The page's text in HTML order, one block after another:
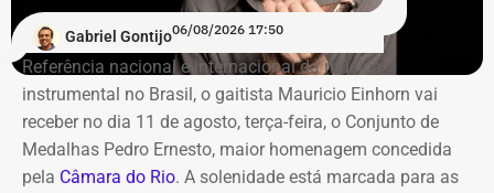
carteira de investimentos do Itaprevi. A equipe técnica do
Tribunal classificou o processo decisório como
“negligente e temerário”.
Entre os principais pontos apontados pela auditoria
estão:
Gabriel Gontijo06/08/2026 17:50
Referência nacional e internacional da música
instrumental no Brasil, o gaitista Mauricio Einhorn vai
receber no dia 11 de agosto, terça-feira, o Conjunto de
Medalhas Pedro Ernesto, maior homenagem concedida
pela Câmara do Rio. A solenidade está marcada para as